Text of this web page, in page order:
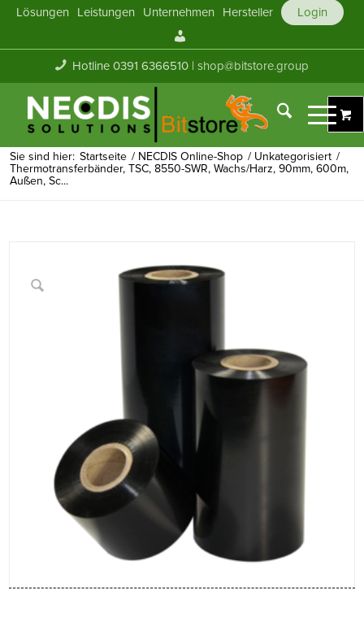
Lösungen Leistungen Unternehmen Hersteller
Login
Konto
Hotline 0391 6366510 |shop@bitstore.group
Sie sind hier: Startseite / NECDIS Online-Shop / Unkategorisiert /
Thermotransferbänder, TSC, 8550-SWR, Wachs/Harz, 90mm, 600m,
Außen, Sc...